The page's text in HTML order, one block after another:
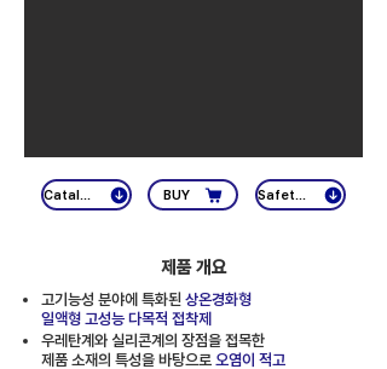
BUY
제품 개요
고기능성 분야에 특화된 상온경화형
일액형 고성능 다목적 접착제
우레탄계와 실리콘계의 장점을 접목한
제품 소재의 특성을 바탕으로 오염이 적고